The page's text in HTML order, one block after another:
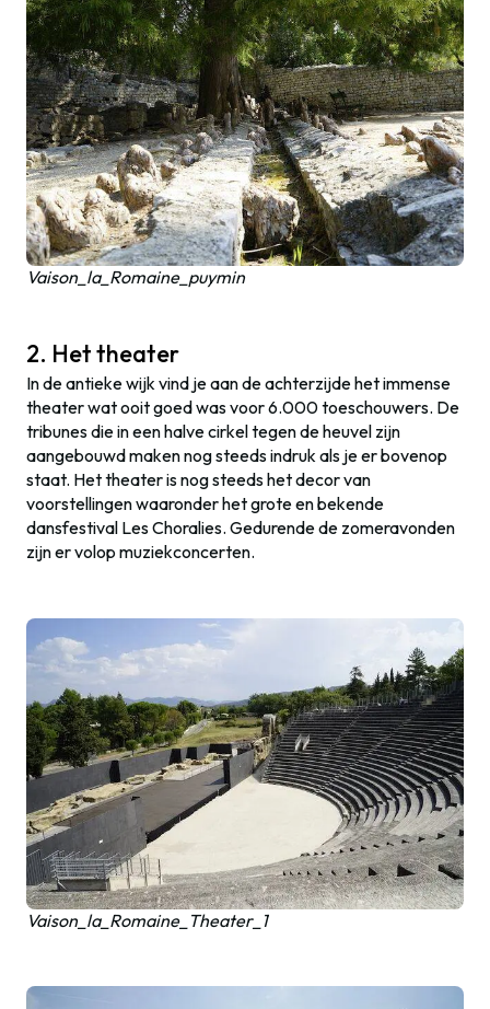
Vaison_la_Romaine_puymin
2. Het theater
In de antieke wijk vind je aan de achterzijde het immense
theater wat ooit goed was voor 6.000 toeschouwers. De
tribunes die in een halve cirkel tegen de heuvel zijn
aangebouwd maken nog steeds indruk als je er bovenop
staat. Het theater is nog steeds het decor van
voorstellingen waaronder het grote en bekende
dansfestival Les Choralies. Gedurende de zomeravonden
zijn er volop muziekconcerten.
Vaison_la_Romaine_Theater_1